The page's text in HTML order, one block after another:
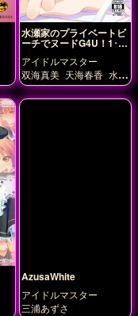
水瀬家のプライベートビ
ーチでヌードG4U！1･2
アイドルマスター
双海真美 天海春香 水瀬
伊織
AzusaWhite
アイドルマスター
三浦あずさ